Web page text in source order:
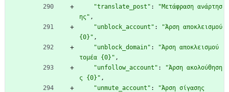
"translate_post" :
"Μετάφραση ανάρτησ
ης" ,
"unblock_account" :
"Άρση αποκλεισμού
{0}" ,
"unblock_domain" :
"Άρση αποκλεισμού
τομέα {0}" ,
"unfollow_account" :
"Άρση ακολούθηση
ς {0}" ,
"unmute_account" :
"Άρση σίγασης